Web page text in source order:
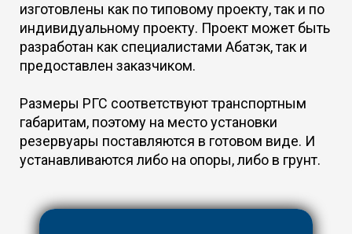
изготовлены как по типовому проекту, так и по
индивидуальному проекту. Проект может быть
разработан как специалистами Абатэк, так и
предоставлен заказчиком.
Размеры РГС соответствуют транспортным
габаритам, поэтому на место установки
резервуары поставляются в готовом виде. И
устанавливаются либо на опоры, либо в грунт.